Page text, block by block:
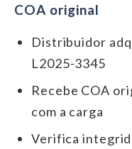
COA original
Distribuidor
L2025-3345
Recebe COA
com a carga
Verifica